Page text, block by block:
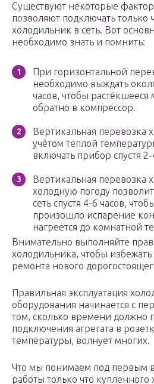
Существуют некоторые
позволяют подключать только
холодильник в сеть. Вот
необходимо знать и помнить:
При горизонтальной
необходимо выждать
часов, чтобы растёкшееся
обратно в компрессор.
Вертикальная перевозка
учётом теплой
включать прибор спустя
Вертикальная перевозка
холодную погоду
сеть спустя 4-6 часов,
произошло испарение
нагреется до комнатной
Внимательно выполняйте
холодильника, чтобы
ремонта нового
Правильная эксплуатация
оборудования начинается с
том, сколько времени должно
подключения агрегата в
температуры, волнует многих.
Что мы понимаем под первым
работы только что купленного